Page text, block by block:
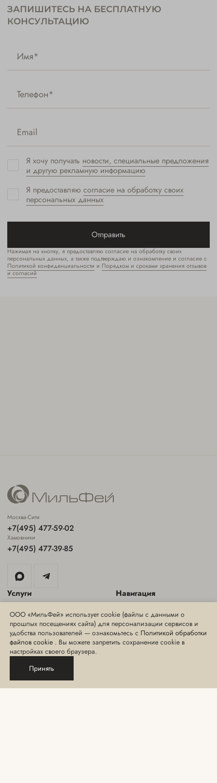
ЗАПИШИТЕСЬ НА БЕСПЛАТНУЮ
КОНСУЛЬТАЦИЮ
Я хочу получать новости, специальные предложения
и другую рекламную информацию
Я предоставляю согласие на обработку своих
персональных данных
Отправить
Нажимая на кнопку, я предоставляю согласие на обработку своих
персональных данных, а также подтверждаю и ознакомление и согласие с
Политикой конфиденциальности и Порядком и сроками хранения отзывов
и согласий
Москва-Сити
+7(495) 477-59-02
Хамовники
+7(495) 477-39-85
Услуги
Инъекционная косметология
Эстетическая косметология
СПА-уход, массаж и
обертывания
Эпиляция
Навигация
Специальные предложения
Блог
Интернет-магазин
ООО «МильФей» использует cookie (файлы с данными о
прошлых посещениях сайта) для персонализации сервисов и
удобства пользователей — ознакомьтесь с Политикой обработки
файлов cookie . Вы можете запретить сохранение cookie в
настройках своего браузера.
Принять